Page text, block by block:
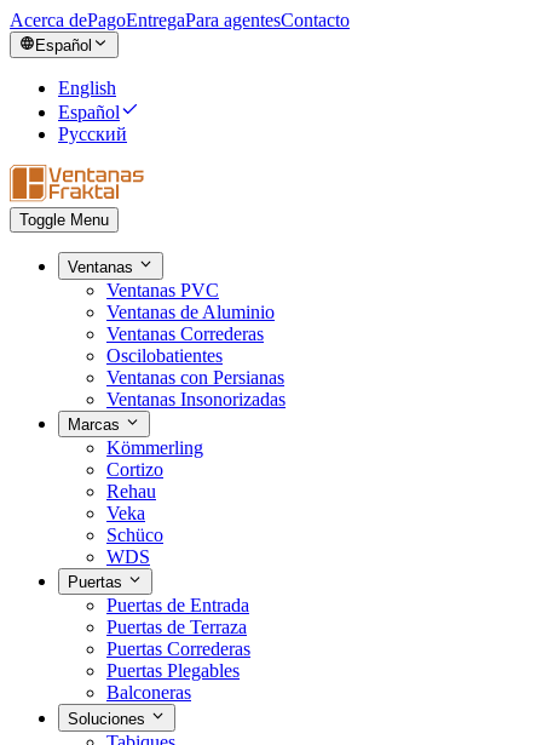
Acerca dePagoEntregaPara agentesContacto
Español
English
Español
Русский
Toggle Menu
Ventanas
Ventanas PVC
Ventanas de Aluminio
Ventanas Correderas
Oscilobatientes
Ventanas con Persianas
Ventanas Insonorizadas
Marcas
Kömmerling
Cortizo
Rehau
Veka
Schüco
WDS
Puertas
Puertas de Entrada
Puertas de Terraza
Puertas Correderas
Puertas Plegables
Balconeras
Soluciones